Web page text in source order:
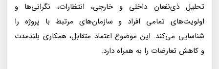
تحلیل ذی‌نفعان داخلی و خارجی، انتظارات، نگرانی‌ها و
اولویت‌های تمامی افراد و سازمان‌های مرتبط با پروژه را
شناسایی می‌کند. این موضوع اعتماد متقابل، همکاری بلندمدت
و کاهش تعارضات را به همراه دارد.